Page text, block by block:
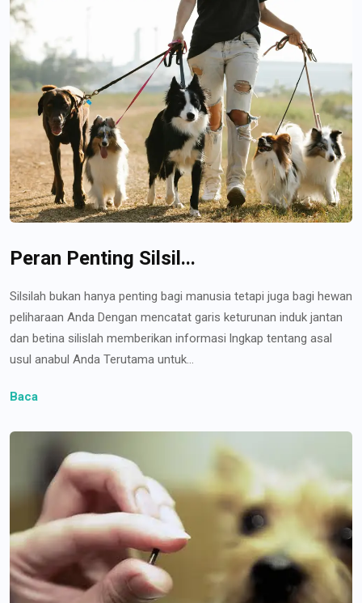
Peran Penting Silsil...
Silsilah bukan hanya penting bagi manusia tetapi juga bagi hewan
peliharaan Anda Dengan mencatat garis keturunan induk jantan
dan betina silislah memberikan informasi lngkap tentang asal
usul anabul Anda Terutama untuk...
Baca